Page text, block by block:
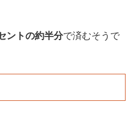
ントの約半分で済むそうで